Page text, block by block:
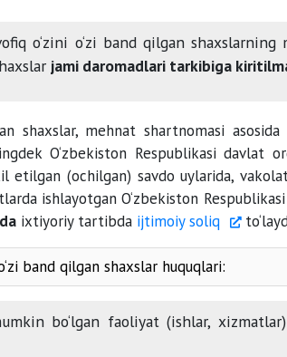
o‘zini o‘zi band qilgan shaxslarning
jami daromadlari tarkibiga
shaxslar, mehnat shartnomasi
O‘zbekiston Respublikasi davlat
(ochilgan) savdo uylarida,
ishlayotgan O‘zbekiston
ixtiyoriy tartibda ijtimoiy soliq
band qilgan shaxslar huquqlari:
bo‘lgan faoliyat (ishlar,